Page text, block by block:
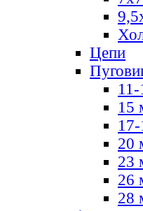
Цепи
15
20
23
26
28